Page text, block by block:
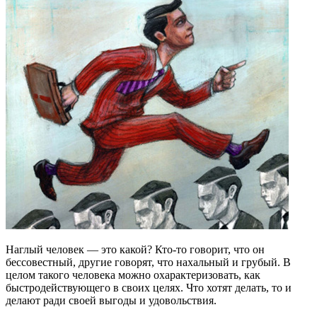
Наглый человек — это какой? Кто-то говорит, что он
бессовестный, другие говорят, что нахальный и грубый. В
целом такого человека можно охарактеризовать, как
быстродействующего в своих целях. Что хотят делать, то и
делают ради своей выгоды и удовольствия.